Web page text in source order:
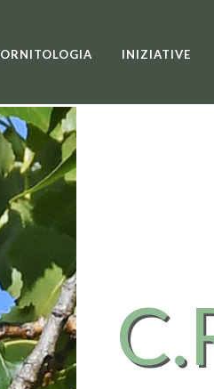
ORNITOLOGIA INIZIATIVE